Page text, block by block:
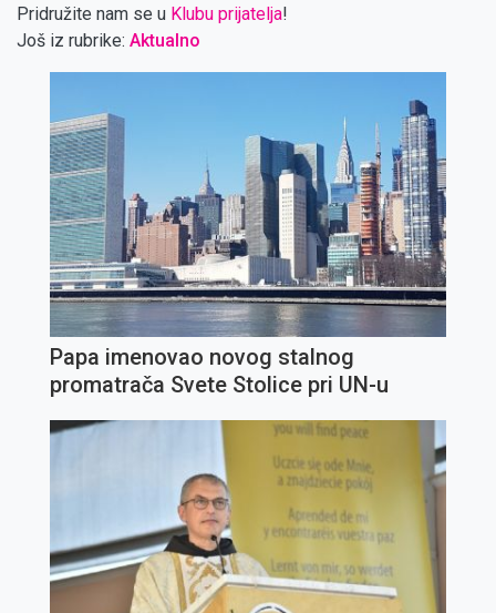
Pridružite nam se u Klubu prijatelja!
Još iz rubrike: Aktualno
Papa imenovao novog stalnog
promatrača Svete Stolice pri UN-u